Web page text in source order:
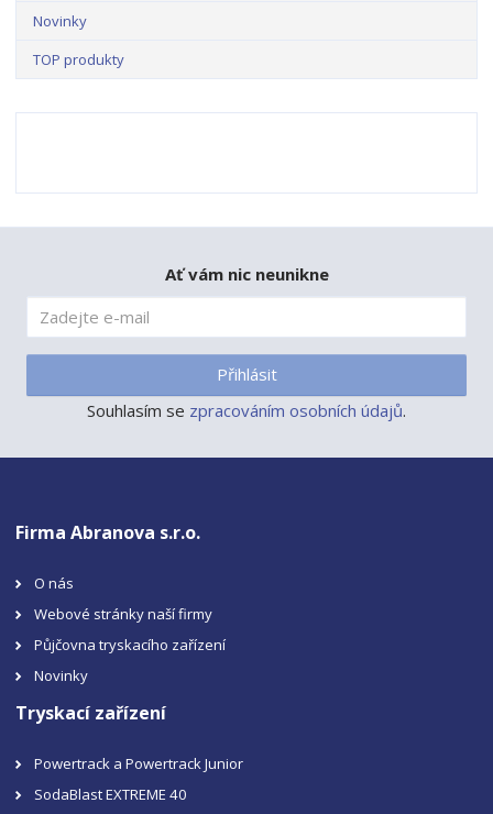
Novinky
TOP produkty
Ať vám nic neunikne
Přihlásit
Souhlasím se zpracováním osobních údajů.
Firma Abranova s.r.o.
O nás
Webové stránky naší firmy
Půjčovna tryskacího zařízení
Novinky
Tryskací zařízení
Powertrack a Powertrack Junior
SodaBlast EXTREME 40